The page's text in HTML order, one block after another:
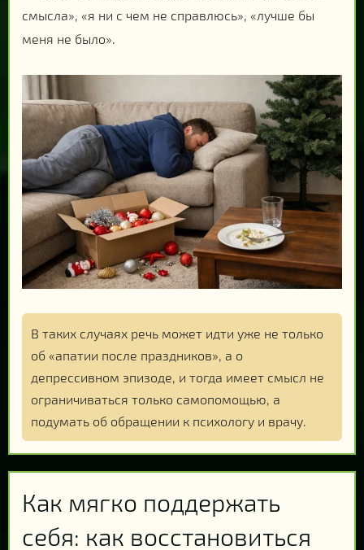
смысла», «я ни с чем не справлюсь», «лучше бы
меня не было».
В таких случаях речь может идти уже не только
об «апатии после праздников», а о
депрессивном эпизоде, и тогда имеет смысл не
ограничиваться только самопомощью, а
подумать об обращении к психологу и врачу.
Как мягко поддержать
себя: как восстановиться